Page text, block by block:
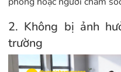
2. Không bị ảnh
trường